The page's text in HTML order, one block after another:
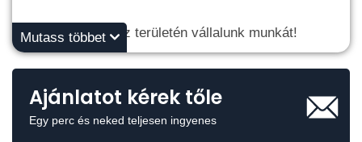
🚛 Ország egész területén vállalunk munkát!
Megbízható, tapasztalt szakember💨
Versenyképes árak
Mutass többet
Ajánlatot kérek tőle
Egy perc és neked teljesen ingyenes